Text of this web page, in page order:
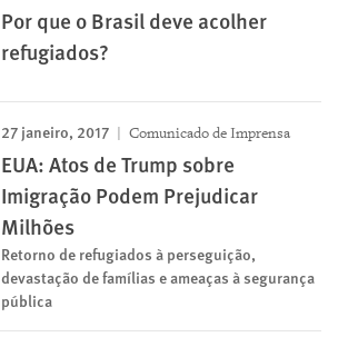
Por que o Brasil deve acolher
refugiados?
27 janeiro, 2017 Comunicado de Imprensa
EUA: Atos de Trump sobre
Imigração Podem Prejudicar
Milhões
Retorno de refugiados à perseguição,
devastação de famílias e ameaças à segurança
pública